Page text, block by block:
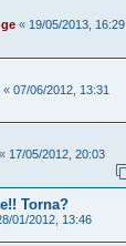
« 19/05/2013, 16:29
« 07/06/2012, 13:31
« 17/05/2012, 20:03
Torna?
01/2012, 13:46